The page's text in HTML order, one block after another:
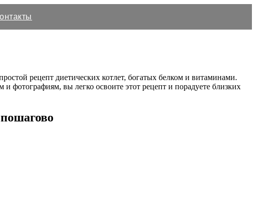
рецепт диетических котлет, богатых белком и витаминами.
вы легко освоите этот рецепт и порадуете близких